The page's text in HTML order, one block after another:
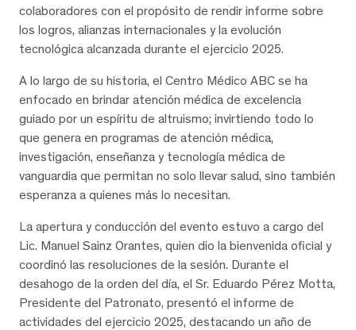
colaboradores con el propósito de rendir informe sobre
los logros, alianzas internacionales y la evolución
tecnológica alcanzada durante el ejercicio 2025.
A lo largo de su historia, el Centro Médico ABC se ha
enfocado en brindar atención médica de excelencia
guiado por un espíritu de altruismo; invirtiendo todo lo
que genera en programas de atención médica,
investigación, enseñanza y tecnología médica de
vanguardia que permitan no solo llevar salud, sino también
esperanza a quienes más lo necesitan.
La apertura y conducción del evento estuvo a cargo del
Lic. Manuel Sainz Orantes, quien dio la bienvenida oficial y
coordinó las resoluciones de la sesión. Durante el
desahogo de la orden del día, el Sr. Eduardo Pérez Motta,
Presidente del Patronato, presentó el informe de
actividades del ejercicio 2025, destacando un año de